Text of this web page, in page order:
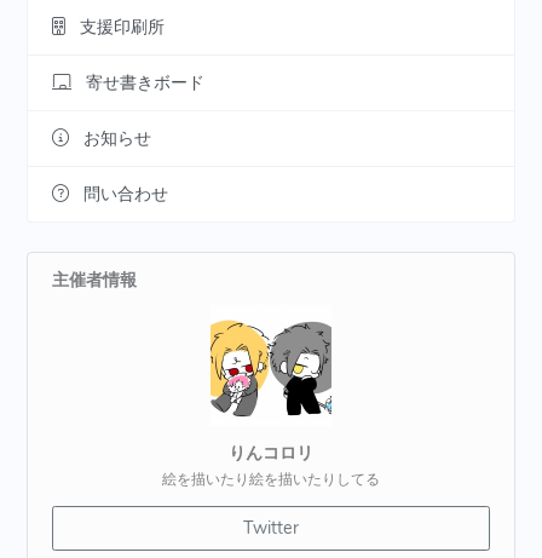
支援印刷所
寄せ書きボード
お知らせ
問い合わせ
主催者情報
りんコロリ
絵を描いたり絵を描いたりしてる
Twitter